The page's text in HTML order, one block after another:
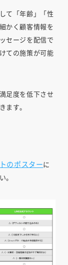
て「年齢」「性
かく顧客情報を
セージを配信で
ての施策が可能
足度を低下させ
ます。
のポスターに
。